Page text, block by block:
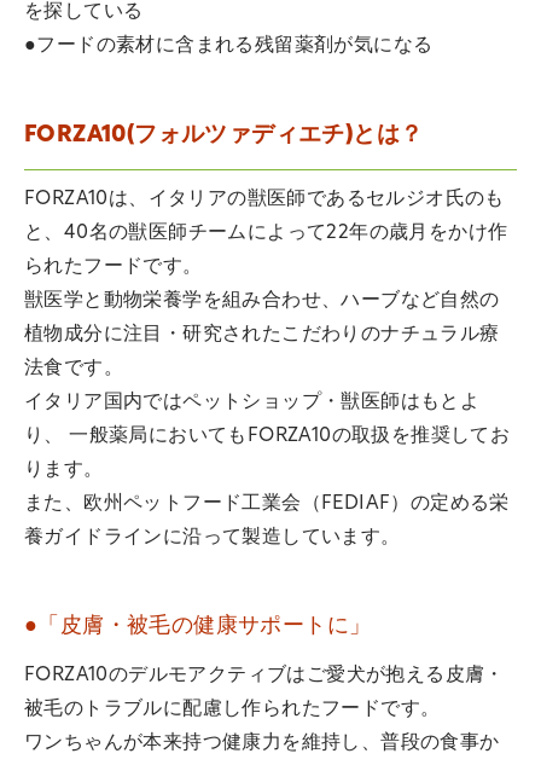
を探している
●フードの素材に含まれる残留薬剤が気になる
FORZA10(フォルツァディエチ)とは？
FORZA10は、イタリアの獣医師であるセルジオ氏のも
と、40名の獣医師チームによって22年の歳月をかけ作
られたフードです。
獣医学と動物栄養学を組み合わせ、ハーブなど自然の
植物成分に注目・研究されたこだわりのナチュラル療
法食です。
イタリア国内ではペットショップ・獣医師はもとよ
り、 一般薬局においてもFORZA10の取扱を推奨してお
ります。
また、欧州ペットフード工業会（FEDIAF）の定める栄
養ガイドラインに沿って製造しています。
●「皮膚・被毛の健康サポートに」
FORZA10のデルモアクティブはご愛犬が抱える皮膚・
被毛のトラブルに配慮し作られたフードです。
ワンちゃんが本来持つ健康力を維持し、普段の食事か